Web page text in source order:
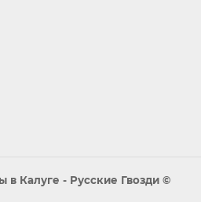
в Калуге - Русские Гвозди ©